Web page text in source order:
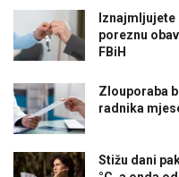
Iznajmljujete
poreznu
FBiH
Zlouporaba
radnika
Stižu dani